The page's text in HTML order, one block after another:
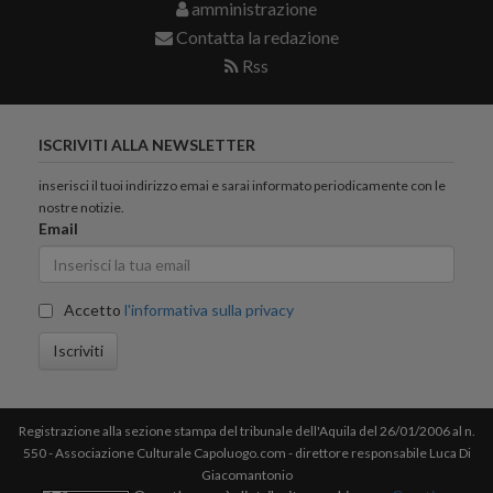
amministrazione
Contatta la redazione
Rss
ISCRIVITI ALLA NEWSLETTER
inserisci il tuoi indirizzo emai e sarai informato periodicamente con le
nostre notizie.
Email
Accetto l'informativa sulla privacy
Iscriviti
Registrazione alla sezione stampa del tribunale dell'Aquila del 26/01/2006 al n.
550 - Associazione Culturale Capoluogo.com - direttore responsabile Luca Di
Giacomantonio